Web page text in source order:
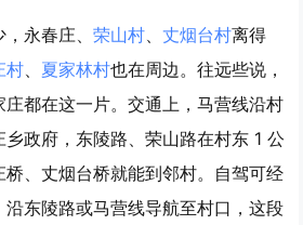
，永春庄、荣山村、丈烟台村离得
村、 夏家林村也在周边。往远些说，
都在这一片。交通上，马营线沿村
政府，东陵路、荣山路在村东 1 公
、丈烟台桥就能到邻村。自驾可经
东陵路或马营线导航至村口，这段